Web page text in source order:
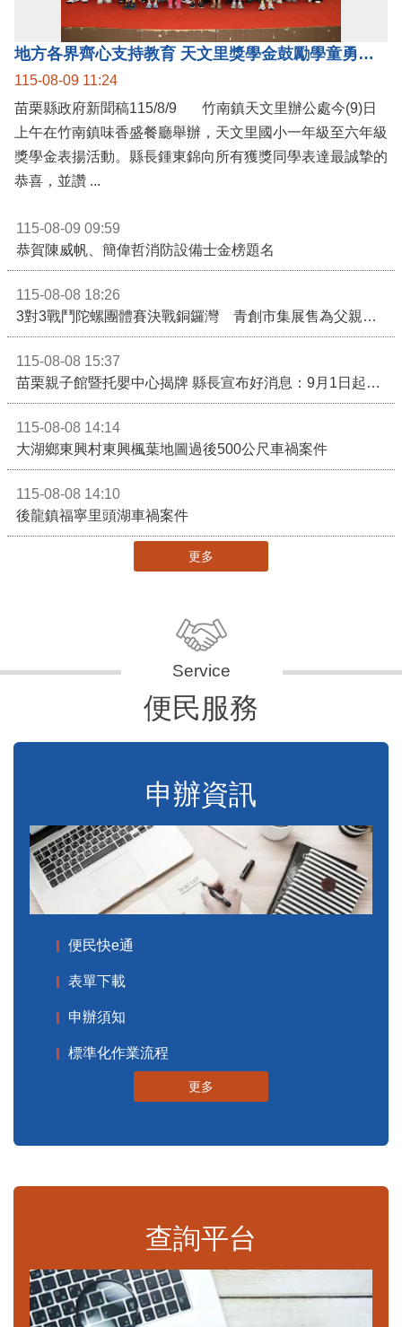
地方各界齊心支持教育 天文里獎學金鼓勵學童勇敢追夢
115-08-09 11:24
苗栗縣政府新聞稿115/8/9 竹南鎮天文里辦公處今(9)日
上午在竹南鎮味香盛餐廳舉辦，天文里國小一年級至六年級
獎學金表揚活動。縣長鍾東錦向所有獲獎同學表達最誠摯的
恭喜，並讚 ...
115-08-09 09:59
恭賀陳威帆、簡偉哲消防設備士金榜題名
115-08-08 18:26
3對3戰鬥陀螺團體賽決戰銅鑼灣 青創市集展售為父親節增添繽紛
115-08-08 15:37
苗栗親子館暨托嬰中心揭牌 縣長宣布好消息：9月1日起調降臨時托嬰費用
115-08-08 14:14
大湖鄉東興村東興楓葉地圖過後500公尺車禍案件
115-08-08 14:10
後龍鎮福寧里頭湖車禍案件
更多
便民服務
申辦資訊
便民快e通
表單下載
申辦須知
標準化作業流程
更多
查詢平台